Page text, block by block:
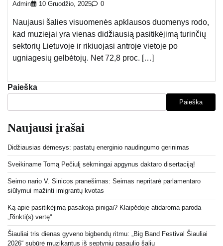
Admin 10 Gruodžio, 2025 0
Naujausi šalies visuomenės apklausos duomenys rodo,
kad muziejai yra vienas didžiausią pasitikėjimą turinčių
sektorių Lietuvoje ir rikiuojasi antroje vietoje po
ugniagesių gelbėtojų. Net 72,8 proc. […]
Paieška
Paieška
Naujausi įrašai
Didžiausias dėmesys: pastatų energinio naudingumo gerinimas
Sveikiname Tomą Pečiulį sėkmingai apgynus daktaro disertaciją!
Seimo nario V. Sinicos pranešimas: Seimas nepritarė parlamentaro
siūlymui mažinti imigrantų kvotas
Ką apie pasitikėjimą pasakoja pinigai? Klaipėdoje atidaroma paroda
„Rinkti(s) vertę“
Šiauliai tris dienas gyveno bigbendų ritmu: „Big Band Festival Šiauliai
2026“ subūrė muzikantus iš septynių pasaulio šalių